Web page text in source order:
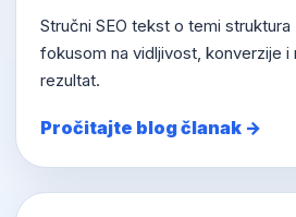
Stručni SEO tekst o temi struktura
fokusom na vidljivost, konverzije i
rezultat.
Pročitajte blog članak →